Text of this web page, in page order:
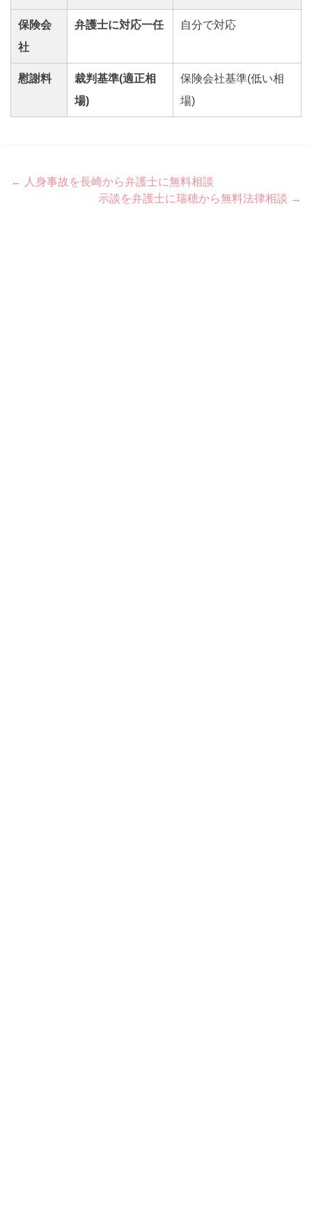
保険会
社
弁護士に対応一任 自分で対応
慰謝料
裁判基準(適正相
場)
保険会社基準(低い相
場)
Post
navigation
←
人身事故を長崎から弁護士に無料相談
示談を弁護士に瑞穂から無料法律相談 →